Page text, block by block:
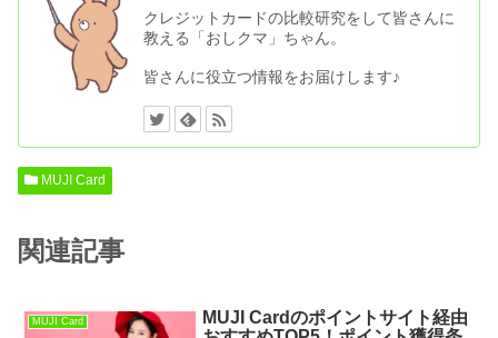
クレジットカードの比較研究をして皆さんに
教える「おしクマ」ちゃん。
皆さんに役立つ情報をお届けします♪
MUJI Card
関連記事
MUJI Card
MUJI Cardのポイントサイト経由